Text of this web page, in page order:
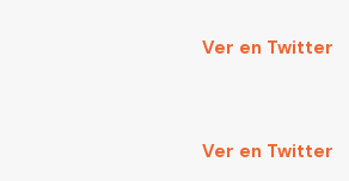
Ver en Twitter
Ver en Twitter